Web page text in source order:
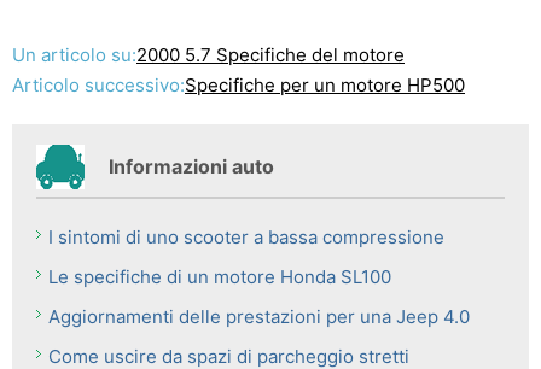
Un articolo su:2000 5.7 Specifiche del motore
Articolo successivo:Specifiche per un motore HP500
Informazioni auto
I sintomi di uno scooter a bassa compressione
Le specifiche di un motore Honda SL100
Aggiornamenti delle prestazioni per una Jeep 4.0
Come uscire da spazi di parcheggio stretti